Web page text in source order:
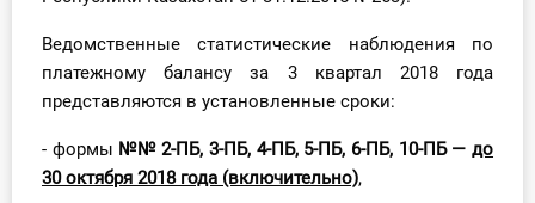
Ведомственные статистические наблюдения по
платежному балансу за 3 квартал 2018 года
представляются в установленные сроки:
- формы №№ 2-ПБ, 3-ПБ, 4-ПБ, 5-ПБ, 6-ПБ, 10-ПБ —до
30 октября 2018 года (включительно),